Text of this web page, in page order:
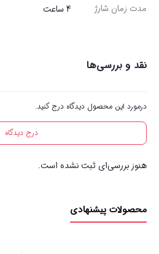
مدت زمان شارژ 4 ساعت
نقد و بررسی‌ها
درمورد این محصول دیدگاه درج کنید.
درج دیدگاه
هنوز بررسی‌ای ثبت نشده است.
محصولات پیشنهادی